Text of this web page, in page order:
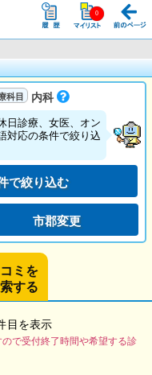
内科
日診療、女医、オン
対応の条件で絞り込
で絞り込む
市郡変更
ミを
する
目を表示
で受付終了時間や希望する診